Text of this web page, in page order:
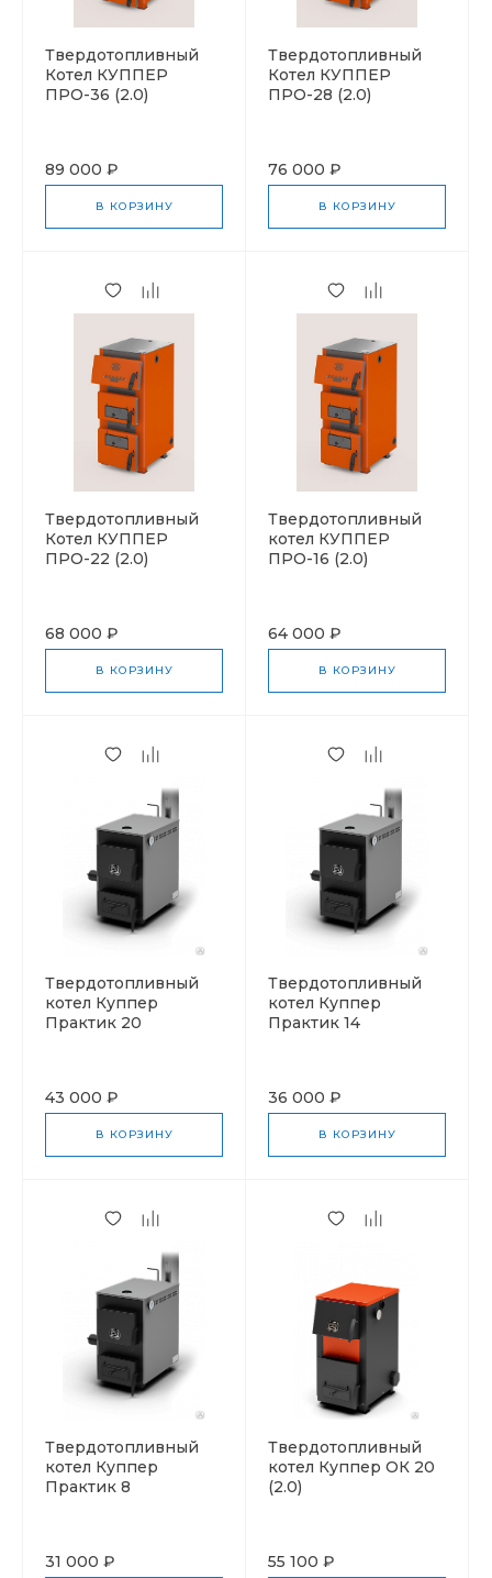
Твердотопливный
Котел КУППЕР
ПРО-36 (2.0)
89 000 ₽
В КОРЗИНУ
Твердотопливный
Котел КУППЕР
ПРО-28 (2.0)
76 000 ₽
В КОРЗИНУ
Твердотопливный
Котел КУППЕР
ПРО-22 (2.0)
68 000 ₽
В КОРЗИНУ
Твердотопливный
котел КУППЕР
ПРО-16 (2.0)
64 000 ₽
В КОРЗИНУ
Твердотопливный
котел Куппер
Практик 20
43 000 ₽
В КОРЗИНУ
Твердотопливный
котел Куппер
Практик 14
36 000 ₽
В КОРЗИНУ
Твердотопливный
котел Куппер
Практик 8
31 000 ₽
Твердотопливный
котел Куппер ОК 20
(2.0)
55 100 ₽